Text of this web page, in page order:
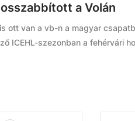
a Volán
ott van a vb-n a magyar
ICEHL-szezonban a fehérvári